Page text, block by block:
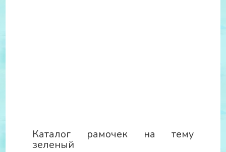
Каталог рамочек на тему
зеленый